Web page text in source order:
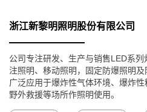
浙江新黎明照明股份有限公司
公司专注研发、生产与销售LED系
注照明、移动照明，固定防爆照明及
广泛应用于爆炸性气体环境、爆炸
野外救援等场所作照明使用。